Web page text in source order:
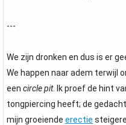
---
We zijn dronken en dus is er
We happen naar adem terwijl
een circle pit. Ik proef de hint
tongpiercing heeft; de
mijn groeiende erectie